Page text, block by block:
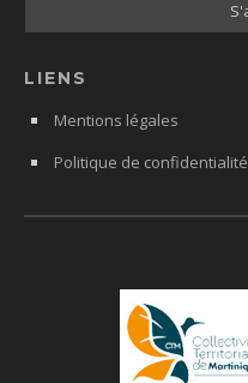
LIENS
Mentions légales
Politique de confidentialité